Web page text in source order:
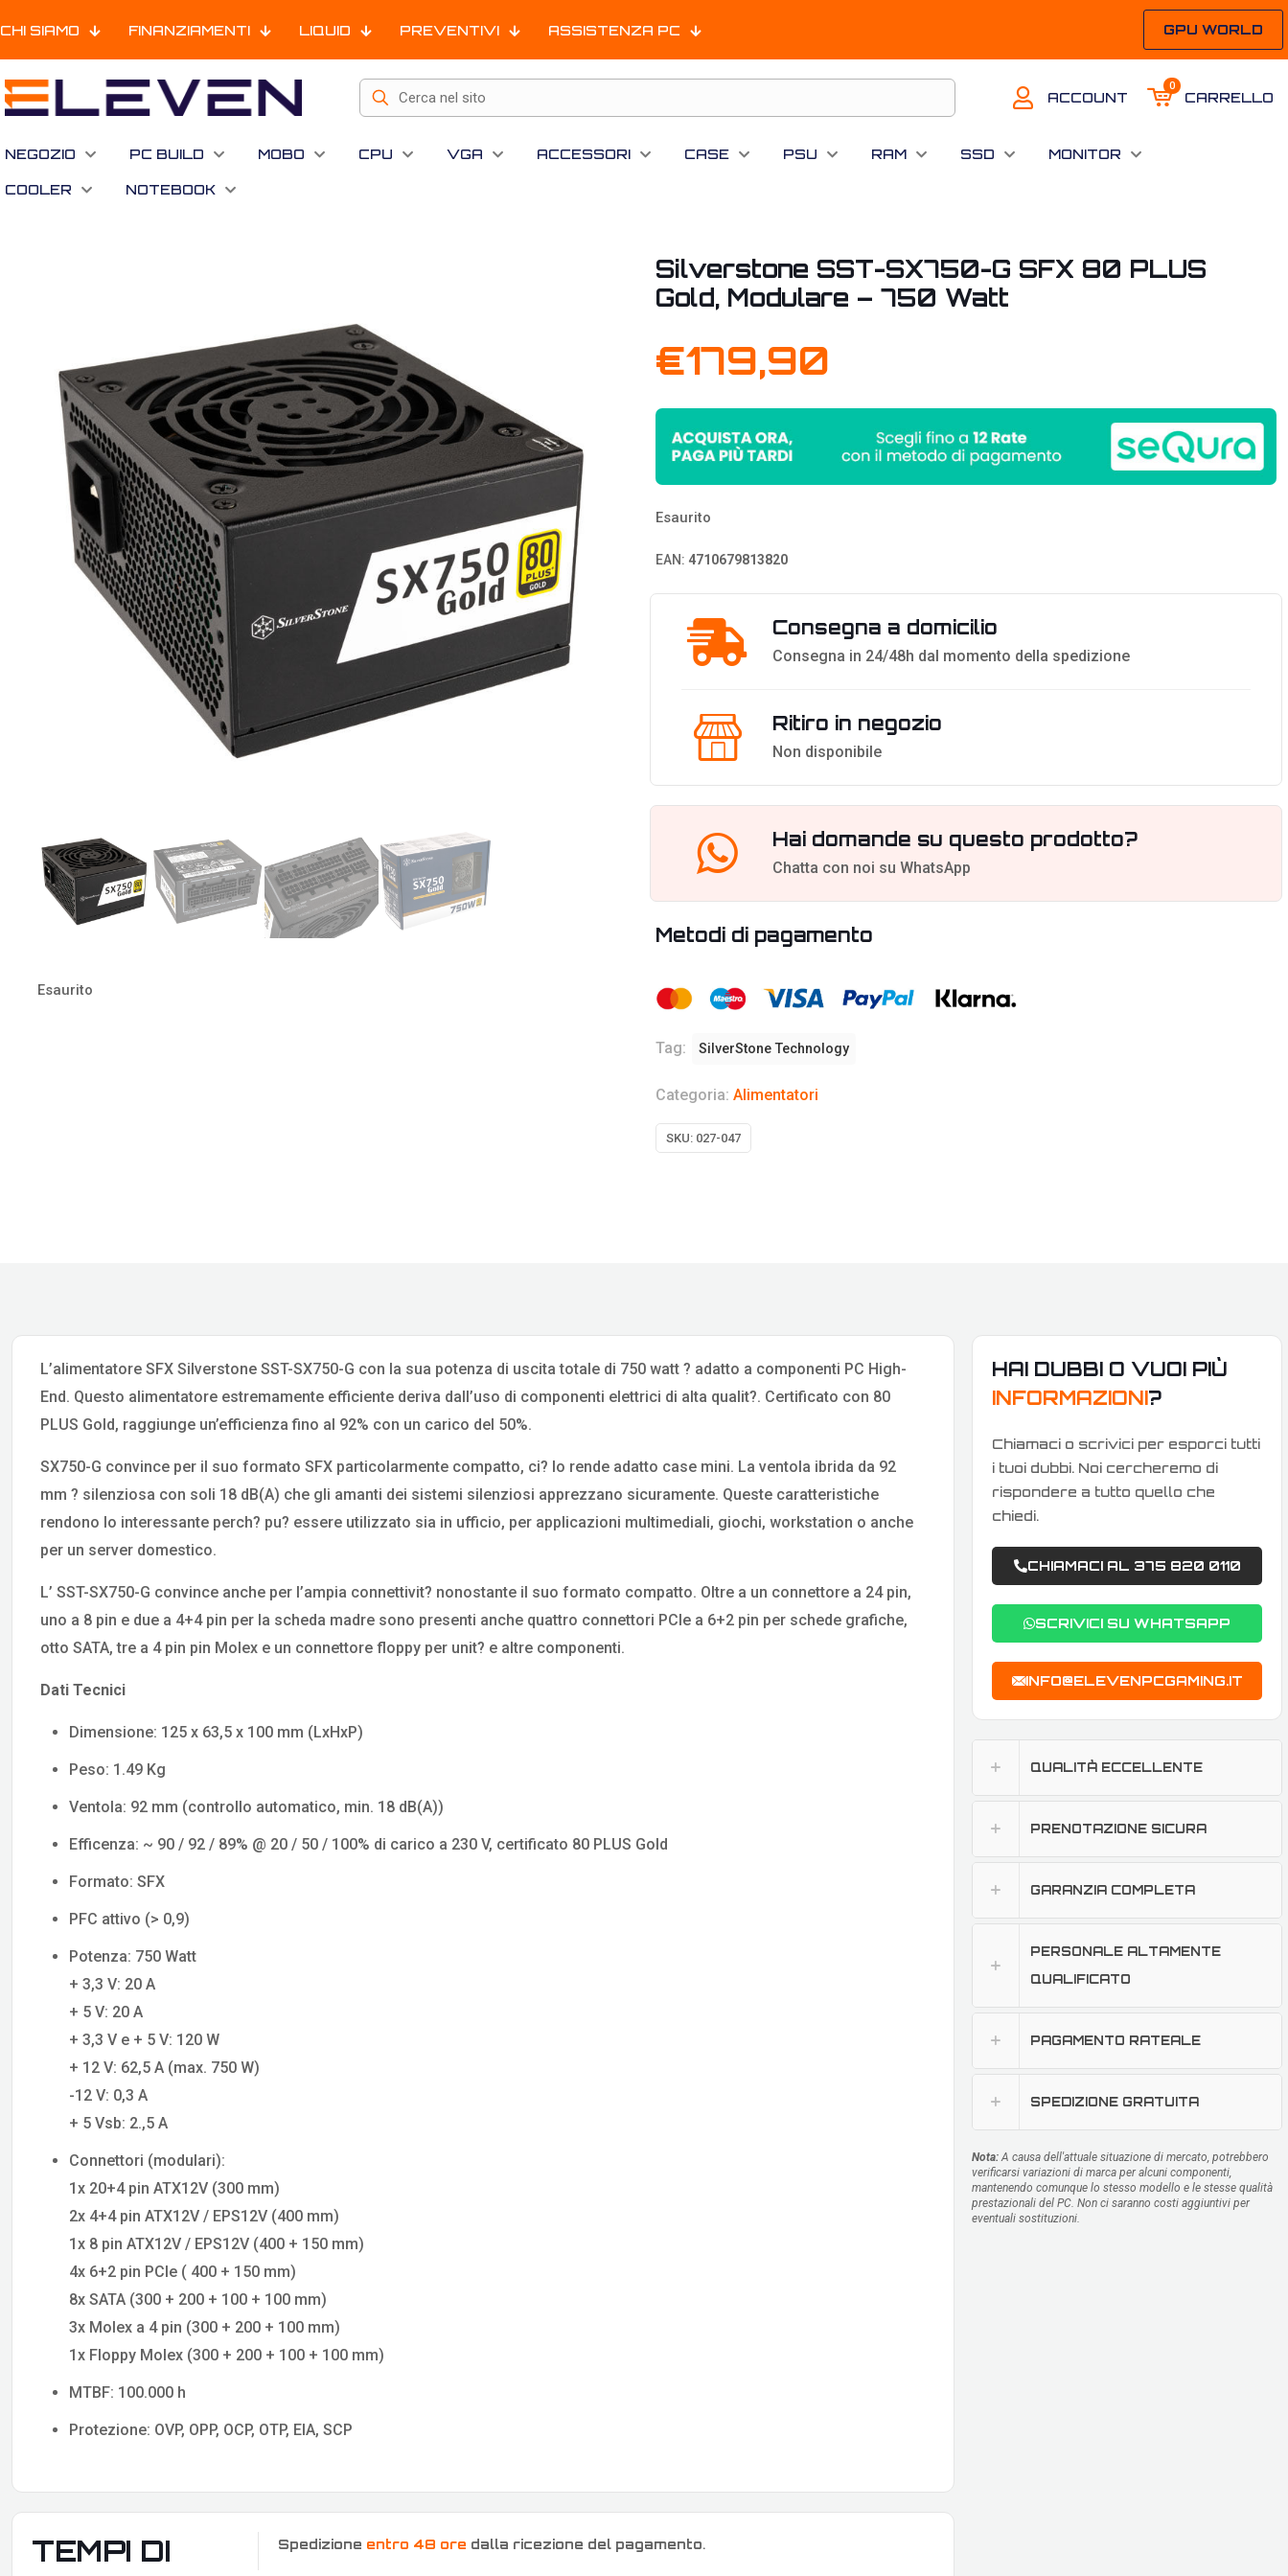
CHI SIAMO FINANZIAMENTI LIQUID PREVENTIVI ASSISTENZA PC GPU WORLD
ACCOUNT
0
CARRELLO
NEGOZIO PC BUILD MOBO CPU VGA ACCESSORI CASE PSU RAM SSD MONITOR
COOLER NOTEBOOK
Esaurito
Silverstone SST-SX750-G SFX 80 PLUS
Gold, Modulare – 750 Watt
€179,90
Esaurito
EAN: 4710679813820
Consegna a domicilio
Consegna in 24/48h dal momento della spedizione
Ritiro in negozio
Non disponibile
Hai domande su questo prodotto?
Chatta con noi su WhatsApp
Metodi di pagamento
Tag: SilverStone Technology
Categoria: Alimentatori
SKU: 027-047
L’alimentatore SFX Silverstone SST-SX750-G con la sua potenza di uscita totale di 750 watt ? adatto a componenti PC High-
End. Questo alimentatore estremamente efficiente deriva dall’uso di componenti elettrici di alta qualit?. Certificato con 80
PLUS Gold, raggiunge un’efficienza fino al 92% con un carico del 50%.
SX750-G convince per il suo formato SFX particolarmente compatto, ci? lo rende adatto case mini. La ventola ibrida da 92
mm ? silenziosa con soli 18 dB(A) che gli amanti dei sistemi silenziosi apprezzano sicuramente. Queste caratteristiche
rendono lo interessante perch? pu? essere utilizzato sia in ufficio, per applicazioni multimediali, giochi, workstation o anche
per un server domestico.
L’ SST-SX750-G convince anche per l’ampia connettivit? nonostante il suo formato compatto. Oltre a un connettore a 24 pin,
uno a 8 pin e due a 4+4 pin per la scheda madre sono presenti anche quattro connettori PCIe a 6+2 pin per schede grafiche,
otto SATA, tre a 4 pin pin Molex e un connettore floppy per unit? e altre componenti.
Dati Tecnici
Dimensione: 125 x 63,5 x 100 mm (LxHxP)
Peso: 1.49 Kg
Ventola: 92 mm (controllo automatico, min. 18 dB(A))
Efficenza: ~ 90 / 92 / 89% @ 20 / 50 / 100% di carico a 230 V, certificato 80 PLUS Gold
Formato: SFX
PFC attivo (> 0,9)
Potenza: 750 Watt
+ 3,3 V: 20 A
+ 5 V: 20 A
+ 3,3 V e + 5 V: 120 W
+ 12 V: 62,5 A (max. 750 W)
-12 V: 0,3 A
+ 5 Vsb: 2.,5 A
Connettori (modulari):
1x 20+4 pin ATX12V (300 mm)
2x 4+4 pin ATX12V / EPS12V (400 mm)
1x 8 pin ATX12V / EPS12V (400 + 150 mm)
4x 6+2 pin PCIe ( 400 + 150 mm)
8x SATA (300 + 200 + 100 + 100 mm)
3x Molex a 4 pin (300 + 200 + 100 mm)
1x Floppy Molex (300 + 200 + 100 + 100 mm)
MTBF: 100.000 h
Protezione: OVP, OPP, OCP, OTP, EIA, SCP
TEMPI DI
Spedizione entro 48 ore dalla ricezione del pagamento.
HAI DUBBI O VUOI PIÙ
INFORMAZIONI?
Chiamaci o scrivici per esporci tutti
i tuoi dubbi. Noi cercheremo di
rispondere a tutto quello che
chiedi.
CHIAMACI AL 375 820 0110
SCRIVICI SU WHATSAPP
INFO@ELEVENPCGAMING.IT
QUALITÀ ECCELLENTE
PRENOTAZIONE SICURA
GARANZIA COMPLETA
PERSONALE ALTAMENTE
QUALIFICATO
PAGAMENTO RATEALE
SPEDIZIONE GRATUITA
Nota:A causa dell'attuale situazione di mercato, potrebbero
verificarsi variazioni di marca per alcuni componenti,
mantenendo comunque lo stesso modello e le stesse qualità
prestazionali del PC. Non ci saranno costi aggiuntivi per
eventuali sostituzioni.